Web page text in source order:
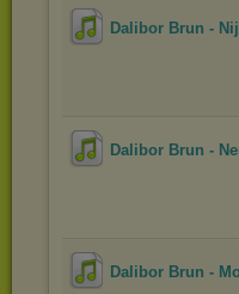
Dalibor Brun -
Dalibor Brun -
Dalibor Brun -